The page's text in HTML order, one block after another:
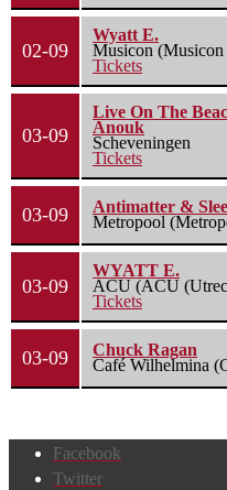
02-09
Wyatt E.
Musicon
Tickets
03-09
Live On The
Anouk
Scheveningen
Tickets
03-09
Antimatter &
Metropool
03-09
WYATT E.
ACU (ACU
Tickets
03-09
Chuck Ragan
Café Wilhelmina
Facebook
Twitter